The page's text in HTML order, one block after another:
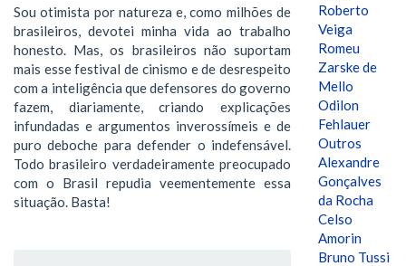
Sou otimista por natureza e, como milhões de
brasileiros, devotei minha vida ao trabalho
honesto. Mas, os brasileiros não suportam
mais esse festival de cinismo e de desrespeito
com a inteligência que defensores do governo
fazem, diariamente, criando explicações
infundadas e argumentos inverossímeis e de
puro deboche para defender o indefensável.
Todo brasileiro verdadeiramente preocupado
com o Brasil repudia veementemente essa
situação. Basta!
Roberto
Veiga
Romeu
Zarske de
Mello
Odilon
Fehlauer
Outros
Alexandre
Gonçalves
da Rocha
Celso
Amorin
Bruno Tussi